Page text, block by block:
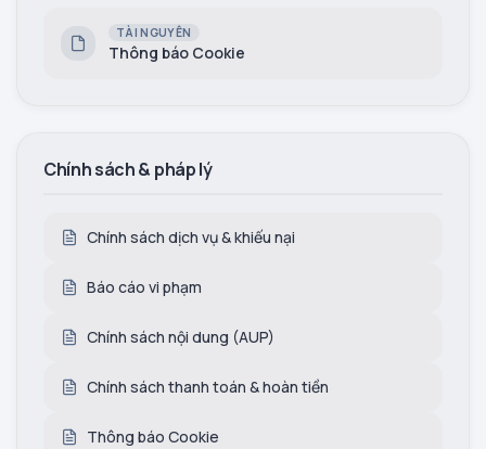
TÀI NGUYÊN
Thông báo Cookie
Chính sách & pháp lý
Chính sách dịch vụ & khiếu nại
Báo cáo vi phạm
Chính sách nội dung (AUP)
Chính sách thanh toán & hoàn tiền
Thông báo Cookie